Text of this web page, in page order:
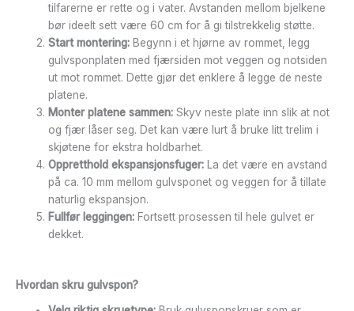
tilfarerne er rette og i vater. Avstanden mellom bjelkene
bør ideelt sett være 60 cm for å gi tilstrekkelig støtte.
Start montering: Begynn i et hjørne av rommet, legg
gulvsponplaten med fjærsiden mot veggen og notsiden
ut mot rommet. Dette gjør det enklere å legge de neste
platene.
Monter platene sammen: Skyv neste plate inn slik at not
og fjær låser seg. Det kan være lurt å bruke litt trelim i
skjøtene for ekstra holdbarhet.
Oppretthold ekspansjonsfuger: La det være en avstand
på ca. 10 mm mellom gulvsponet og veggen for å tillate
naturlig ekspansjon.
Fullfør leggingen: Fortsett prosessen til hele gulvet er
dekket.
Hvordan skru gulvspon?